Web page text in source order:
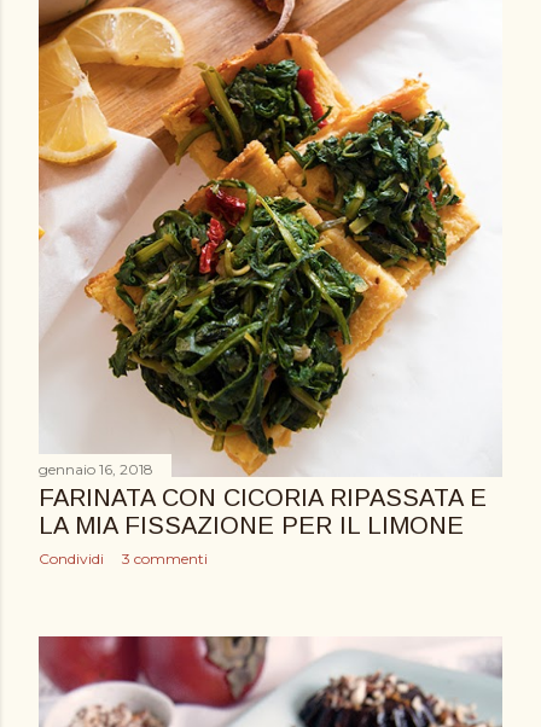
gennaio 16, 2018
FARINATA CON CICORIA RIPASSATA E
LA MIA FISSAZIONE PER IL LIMONE
Condividi 3 commenti